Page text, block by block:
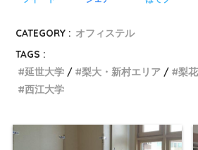
CATEGORY : オフィステル
TAGS :
延世大学
梨大・新村エリア 梨
西江大学